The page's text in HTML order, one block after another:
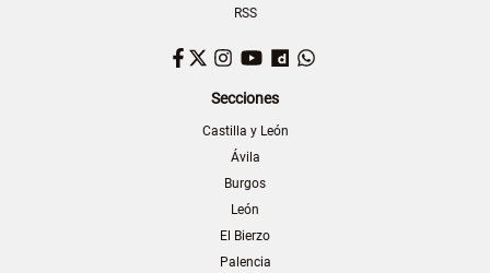
RSS
Facebook
TwitterInstagram
YouTubeDailymotion
Secciones
Castilla y León
Ávila
Burgos
León
El Bierzo
Palencia